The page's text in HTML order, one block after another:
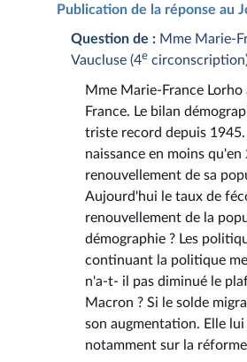
Publication de la réponse au
Question de : Mme Marie-
Vaucluse (4e
Mme Marie-France
France. Le bilan
triste record depuis 1945.
naissance en moins
renouvellement de sa
Aujourd'hui le taux de
renouvellement de la
démographie ? Les
continuant la politique
n'a-t- il pas diminué le
Macron ? Si le solde
son augmentation. Elle
notamment sur la